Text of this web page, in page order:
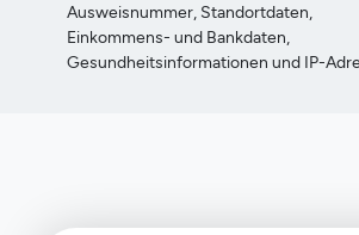
Ausweisnummer, Standortdaten,
Einkommens- und Bankdaten,
Gesundheitsinformationen und IP-